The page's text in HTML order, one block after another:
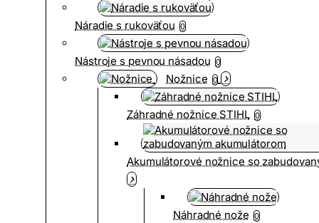
Náradie s rukoväťou 0
Nástroje s pevnou násadou 0
Nožnice 0
Záhradné nožnice STIHL 0
Akumulátorové nožnice so
Náhradné nože 0